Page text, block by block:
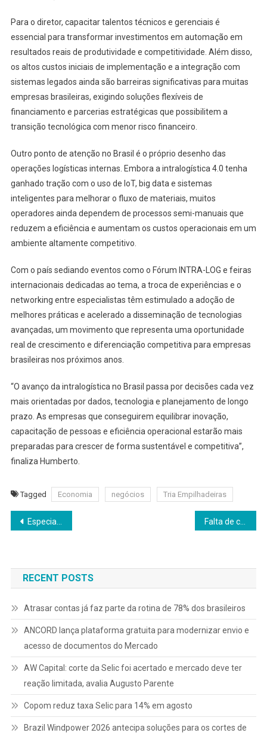
Para o diretor, capacitar talentos técnicos e gerenciais é
essencial para transformar investimentos em automação em
resultados reais de produtividade e competitividade. Além disso,
os altos custos iniciais de implementação e a integração com
sistemas legados ainda são barreiras significativas para muitas
empresas brasileiras, exigindo soluções flexíveis de
financiamento e parcerias estratégicas que possibilitem a
transição tecnológica com menor risco financeiro.
Outro ponto de atenção no Brasil é o próprio desenho das
operações logísticas internas. Embora a intralogística 4.0 tenha
ganhado tração com o uso de IoT, big data e sistemas
inteligentes para melhorar o fluxo de materiais, muitos
operadores ainda dependem de processos semi-manuais que
reduzem a eficiência e aumentam os custos operacionais em um
ambiente altamente competitivo.
Com o país sediando eventos como o Fórum INTRA-LOG e feiras
internacionais dedicadas ao tema, a troca de experiências e o
networking entre especialistas têm estimulado a adoção de
melhores práticas e acelerado a disseminação de tecnologias
avançadas, um movimento que representa uma oportunidade
real de crescimento e diferenciação competitiva para empresas
brasileiras nos próximos anos.
“O avanço da intralogística no Brasil passa por decisões cada vez
mais orientadas por dados, tecnologia e planejamento de longo
prazo. As empresas que conseguirem equilibrar inovação,
capacitação de pessoas e eficiência operacional estarão mais
preparadas para crescer de forma sustentável e competitiva”,
finaliza Humberto.
Tagged Economia negócios Tria Empilhadeiras
Navegação
Post
Especialista explica a diferença real entre ensino bilíngue, escola bilíngue e inglês diário
RECENT POSTS
Atrasar contas já faz parte da rotina de 78% dos brasileiros
ANCORD lança plataforma gratuita para modernizar envio e
acesso de documentos do Mercado
AW Capital: corte da Selic foi acertado e mercado deve ter
reação limitada, avalia Augusto Parente
Copom reduz taxa Selic para 14% em agosto
Brazil Windpower 2026 antecipa soluções para os cortes de